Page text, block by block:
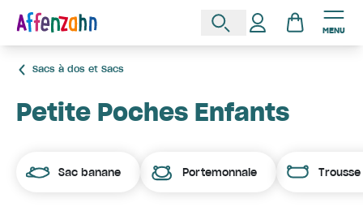
MENU
Sacs à dos et Sacs
Petite Poches Enfants
Sac banane Portemonnaie